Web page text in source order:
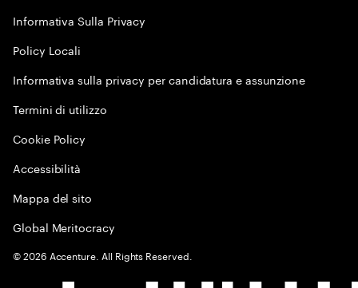
Informativa Sulla Privacy
Policy Locali
Informativa sulla privacy per candidatura e assunzione
Termini di utilizzo
Cookie Policy
Accessibilità
Mappa del sito
Global Meritocracy
©2026 Accenture. All Rights Reserved.